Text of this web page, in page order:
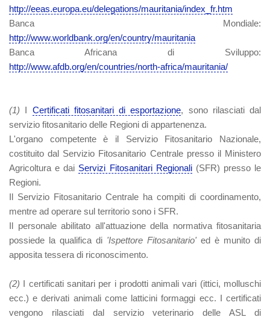
http://eeas.europa.eu/delegations/mauritania/index_fr.htm
Banca Mondiale:
http://www.worldbank.org/en/country/mauritania
Banca Africana di Sviluppo:
http://www.afdb.org/en/countries/north-africa/mauritania/
(1) I Certificati fitosanitari di esportazione, sono rilasciati dal
servizio fitosanitario delle Regioni di appartenenza.
L'organo competente è il Servizio Fitosanitario Nazionale,
costituito dal Servizio Fitosanitario Centrale presso il Ministero
Agricoltura e dai Servizi Fitosanitari Regionali(SFR) presso le
Regioni.
Il Servizio Fitosanitario Centrale ha compiti di coordinamento,
mentre ad operare sul territorio sono i SFR.
Il personale abilitato all'attuazione della normativa fitosanitaria
possiede la qualifica di 'Ispettore Fitosanitario' ed è munito di
apposita tessera di riconoscimento.
(2) I certificati sanitari per i prodotti animali vari (ittici, molluschi
ecc.) e derivati animali come latticini formaggi ecc. I certificati
vengono rilasciati dal servizio veterinario delle ASL di